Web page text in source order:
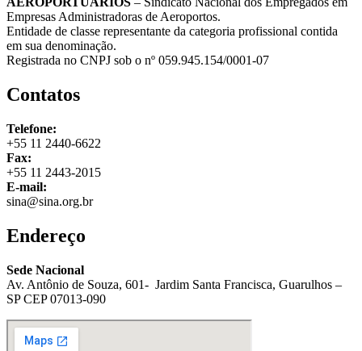
Empresas Administradoras de Aeroportos.
Entidade de classe representante da categoria profissional contida
em sua denominação.
Registrada no CNPJ sob o nº 059.945.154/0001-07
Contatos
Telefone:
+55 11 2440-6622
Fax:
+55 11 2443-2015
E-mail:
sina@sina.org.br
Endereço
Sede Nacional
Av. Antônio de Souza, 601- Jardim Santa Francisca, Guarulhos –
SP CEP 07013-090